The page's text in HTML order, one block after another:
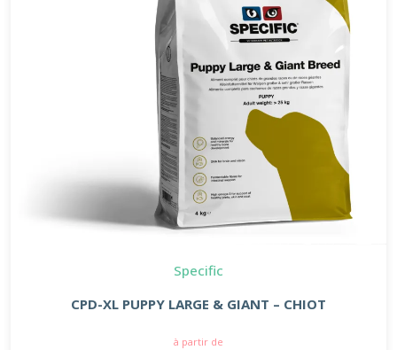
Specific
CPD-XL PUPPY LARGE & GIANT – CHIOT
à partir de